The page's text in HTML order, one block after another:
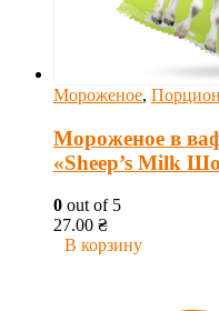
Мороженое,
Мороженое в
«Sheep’s Milk
0 out of 5
27.00 ₴
В корзину